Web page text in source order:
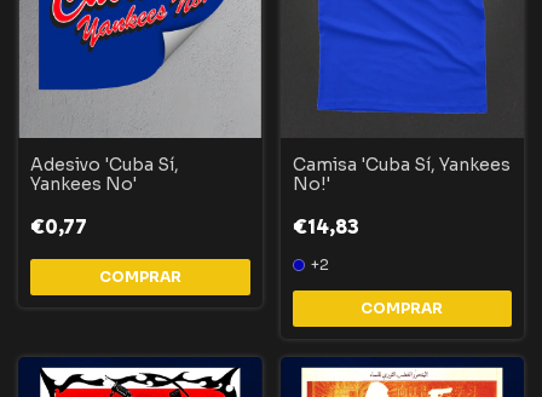
Adesivo 'Cuba Sí,
Yankees No'
€0,77
Camisa 'Cuba Sí, Yankees
No!'
€14,83
+2
COMPRAR